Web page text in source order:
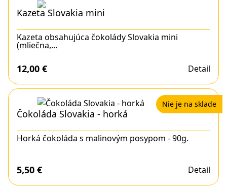
Kazeta Slovakia mini
Kazeta obsahujúca čokolády Slovakia mini
(mliečna,...
12,00 € Detail
Nie je na sklade
Čokoláda Slovakia - horká
Horká čokoláda s malinovým posypom - 90g.
5,50 € Detail